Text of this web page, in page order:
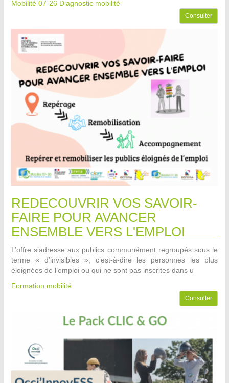
Mobilité 07-26 Diagnostic mobilité
Consulter
REDECOUVRIR VOS SAVOIR-
FAIRE POUR AVANCER
ENSEMBLE VERS L'EMPLOI
L’offre s’adresse aux publics communément regroupés sous le
terme « d’invisibles », c’est-à-dire les personnes les plus
éloignées de l’emploi ou qui ne sont pas inscrites dans u
Formation mobilité
Consulter